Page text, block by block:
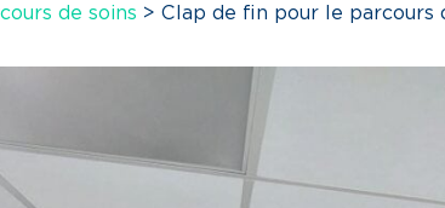
de soins > Clap de fin pour le parcours